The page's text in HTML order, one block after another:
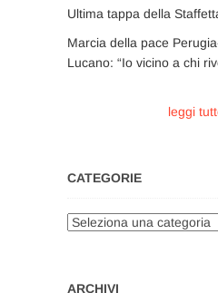
Ultima tappa della
Marcia della pace
Lucano: “Io vicino a chi
leggi
CATEGORIE
Categorie
ARCHIVI